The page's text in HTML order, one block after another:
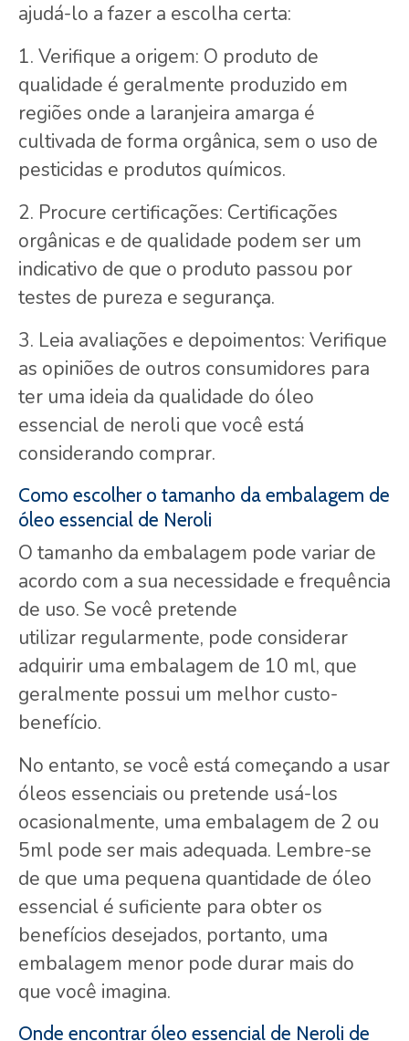
ajudá-lo a fazer a escolha certa:
1. Verifique a origem: O produto de
qualidade é geralmente produzido em
regiões onde a laranjeira amarga é
cultivada de forma orgânica, sem o uso de
pesticidas e produtos químicos.
2. Procure certificações: Certificações
orgânicas e de qualidade podem ser um
indicativo de que o produto passou por
testes de pureza e segurança.
3. Leia avaliações e depoimentos: Verifique
as opiniões de outros consumidores para
ter uma ideia da qualidade do óleo
essencial de neroli que você está
considerando comprar.
Como escolher o tamanho da embalagem de
óleo essencial de Neroli
O tamanho da embalagem pode variar de
acordo com a sua necessidade e frequência
de uso. Se você pretende
utilizar regularmente, pode considerar
adquirir uma embalagem de 10 ml, que
geralmente possui um melhor custo-
benefício.
No entanto, se você está começando a usar
óleos essenciais ou pretende usá-los
ocasionalmente, uma embalagem de 2 ou
5ml pode ser mais adequada. Lembre-se
de que uma pequena quantidade de óleo
essencial é suficiente para obter os
benefícios desejados, portanto, uma
embalagem menor pode durar mais do
que você imagina.
Onde encontrar óleo essencial de Neroli de